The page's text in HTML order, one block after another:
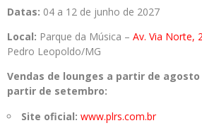
Datas: 04 a 12 de junho de 2027
Local: Parque da Música – Av. Via Norte,
Pedro Leopoldo/MG
Vendas de lounges a partir de
partir de setembro:
Site oficial: www.plrs.com.br